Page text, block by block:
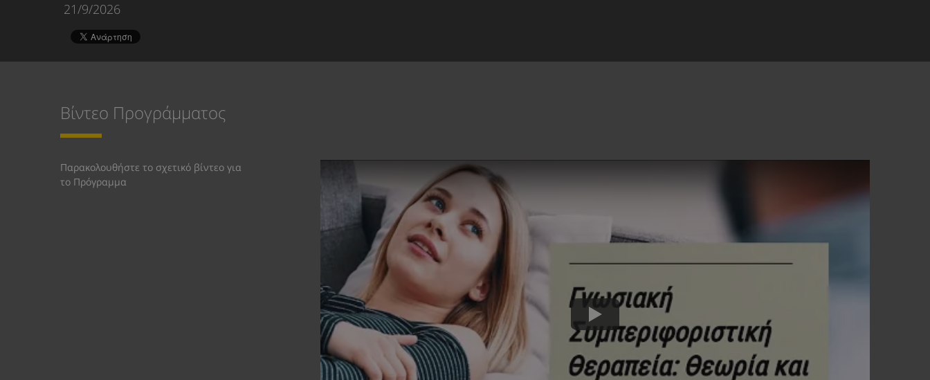
21/9/2026
Βίντεο Προγράμματος
Παρακολουθήστε το σχετικό βίντεο για
το Πρόγραμμα